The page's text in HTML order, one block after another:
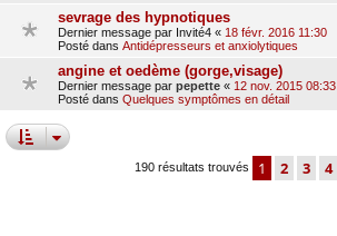
sevrage des hypnotiques
Dernier message par Invité4 « 18 févr. 2016 11:30
Posté dans Antidépresseurs et anxiolytiques
angine et oedème (gorge,visage)
Dernier message par pepette « 12 nov. 2015 08:33
Posté dans Quelques symptômes en détail
190 résultats trouvés 1 2 3 4